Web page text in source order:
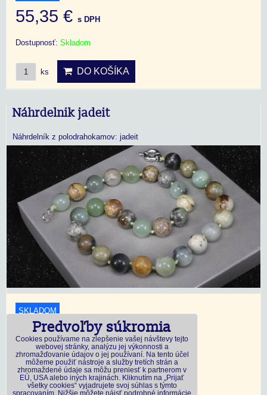
55,35 € s DPH
Dostupnosť: Skladom
ks DO KOŠÍKA
Náhrdelnik jadeit
Náhrdelník z polodrahokamov: jadeit
SKLADOM
18,45 €s DPH
Dostupnosť:Skladom
ks DO KOŠÍKA
Predvoľby súkromia
Cookies používame na zlepšenie vašej návštevy tejto
webovej stránky, analýzu jej výkonnosti a
zhromažďovanie údajov o jej používaní. Na tento účel
môžeme použiť nástroje a služby tretích strán a
zhromaždené údaje sa môžu preniesť k partnerom v
EÚ, USA alebo iných krajinách. Kliknutím na „Prijať
všetky cookies“ vyjadrujete svoj súhlas s týmto
spracovaním. Nižšie môžete nájsť podrobné informácie